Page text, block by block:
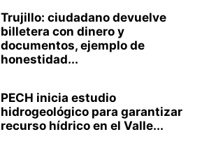
Trujillo: ciudadano devuelve
billetera con dinero y
documentos, ejemplo de
honestidad...
PECH inicia estudio
hidrogeológico para garantizar
recurso hídrico en el Valle...